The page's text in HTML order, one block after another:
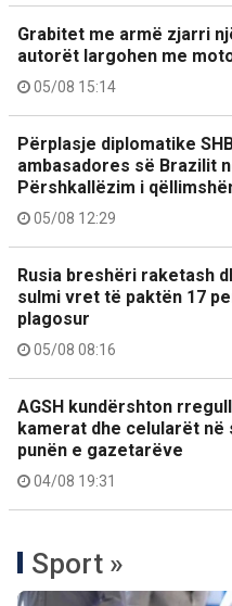
Grabitet me armë zjarri
autorët largohen me
05/08 15:14
Përplasje diplomatike
ambasadores së Brazilit
Përshkallëzim i
05/08 12:29
Rusia breshëri raketash
sulmi vret të paktën 17
plagosur
05/08 08:16
AGSH kundërshton
kamerat dhe celularët në
punën e gazetarëve
04/08 19:31
Sport »